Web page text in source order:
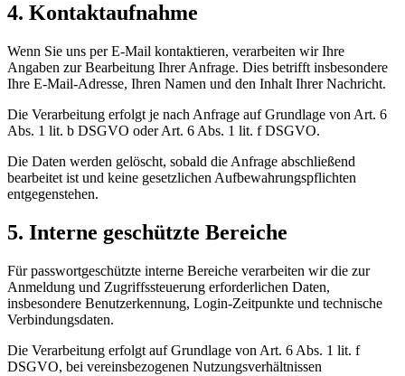
4. Kontaktaufnahme
Wenn Sie uns per E-Mail kontaktieren, verarbeiten wir Ihre
Angaben zur Bearbeitung Ihrer Anfrage. Dies betrifft insbesondere
Ihre E-Mail-Adresse, Ihren Namen und den Inhalt Ihrer Nachricht.
Die Verarbeitung erfolgt je nach Anfrage auf Grundlage von Art. 6
Abs. 1 lit. b DSGVO oder Art. 6 Abs. 1 lit. f DSGVO.
Die Daten werden gelöscht, sobald die Anfrage abschließend
bearbeitet ist und keine gesetzlichen Aufbewahrungspflichten
entgegenstehen.
5. Interne geschützte Bereiche
Für passwortgeschützte interne Bereiche verarbeiten wir die zur
Anmeldung und Zugriffssteuerung erforderlichen Daten,
insbesondere Benutzerkennung, Login-Zeitpunkte und technische
Verbindungsdaten.
Die Verarbeitung erfolgt auf Grundlage von Art. 6 Abs. 1 lit. f
DSGVO, bei vereinsbezogenen Nutzungsverhältnissen